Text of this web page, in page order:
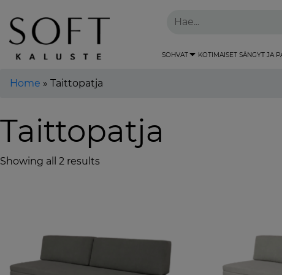
SOHVAT KOTIMAISET SÄNGYT JA
Home » Taittopatja
Taittopatja
Showing all 2 results